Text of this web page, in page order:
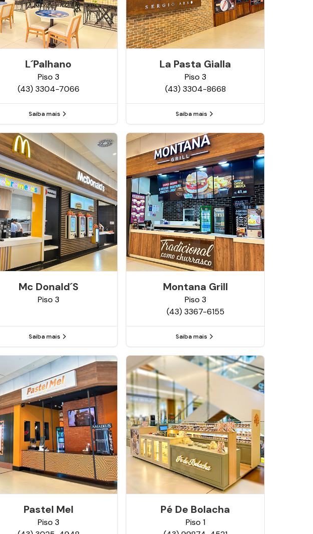
L´palhano
Piso 3
(43) 3304-7066
Saiba mais
La Pasta Gialla
Piso 3
(43) 3304-8668
Saiba mais
Mc Donald´s
Piso 3
Saiba mais
Montana Grill
Piso 3
(43) 3367-6155
Saiba mais
Pastel Mel
Piso 3
Pé De Bolacha
Piso 1